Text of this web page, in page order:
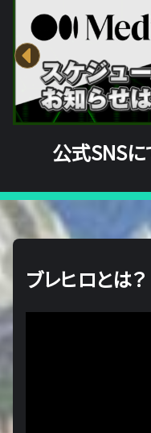
公式SNSに
ブレヒロとは？